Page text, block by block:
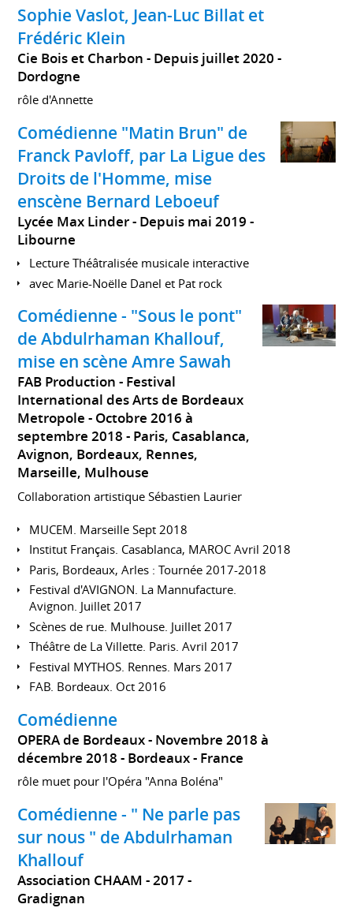
Sophie Vaslot, Jean-Luc Billat et
Frédéric Klein
Cie Bois et Charbon
Depuis juillet 2020
Dordogne
rôle d'Annette
Comédienne "Matin Brun" de
Franck Pavloff, par La Ligue des
Droits de l'Homme, mise
enscène Bernard Leboeuf
Lycée Max Linder
Depuis mai 2019
Libourne
Lecture Théâtralisée musicale interactive
avec Marie-Noëlle Danel et Pat rock
Comédienne - "Sous le pont"
de Abdulrhaman Khallouf,
mise en scène Amre Sawah
FAB Production - Festival
International des Arts de Bordeaux
Metropole
Octobre 2016 à
septembre 2018 Paris, Casablanca,
Avignon, Bordeaux, Rennes,
Marseille, Mulhouse
Collaboration artistique Sébastien Laurier
MUCEM. Marseille Sept 2018
Institut Français. Casablanca, MAROC Avril 2018
Paris, Bordeaux, Arles : Tournée 2017-2018
Festival d'AVIGNON. La Mannufacture.
Avignon. Juillet 2017
Scènes de rue. Mulhouse. Juillet 2017
Théâtre de La Villette. Paris. Avril 2017
Festival MYTHOS. Rennes. Mars 2017
FAB. Bordeaux. Oct 2016
Comédienne
OPERA de Bordeaux
Novembre 2018 à
décembre 2018 Bordeaux France
rôle muet pour l'Opéra "Anna Boléna"
Comédienne - " Ne parle pas
sur nous " de Abdulrhaman
Khallouf
Association CHAAM
2017
Gradignan